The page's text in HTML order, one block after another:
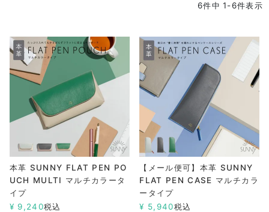
6件中 1-6件表示
本革 SUNNY FLAT PEN PO
UCH MULTI マルチカラータ
イプ
¥ 9,240税込
【メール便可】本革 SUNNY
FLAT PEN CASE マルチカラ
ータイプ
¥ 5,940税込